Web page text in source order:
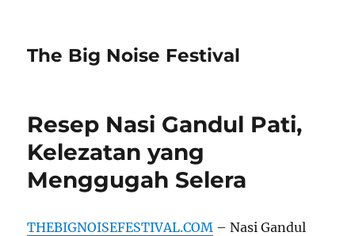
The Big Noise Festival
Resep Nasi Gandul Pati,
Kelezatan yang
Menggugah Selera
THEBIGNOISEFESTIVAL.COM – Nasi Gandul